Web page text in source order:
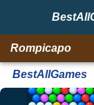
Rompicapo
BestAllGames